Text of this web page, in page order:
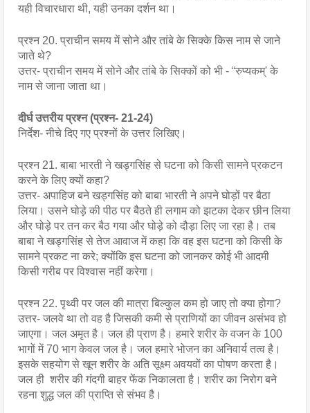
यही विचारधारा थी, यही उनका दर्शन था।
प्रश्न 20. प्राचीन समय में सोने और तांबे के सिक्के किस नाम से जाने
जाते थे?
उत्तर- प्राचीन समय में सोने और तांबे के सिक्कों को भी - “रुप्यकम्' के
नाम से जाना जाता था।
दीर्घ उत्तरीय प्रश्न (प्रश्न- 21-24)
निर्देश- नीचे दिए गए प्रश्नों के उत्तर लिखिए।
प्रश्न 21. बाबा भारती ने खड्गसिंह से घटना को किसी सामने प्रकटन
करने के लिए क्यों कहा?
उत्तर- अपाहिज बने खड्गसिंह को बाबा भारती ने अपने घोड़ों पर बैठा
लिया। उसने घोड़े की पीठ पर बैठते ही लगाम को झटका देकर छीन लिया
और घोड़े पर तन कर बैठ गया और घोड़े को दौड़ा लिए जा रहा है। तब
बाबा ने खड्गसिंह से तेज आवाज में कहा कि वह इस घटना को किसी के
सामने प्रकट ना करे; क्योंकि इस घटना को जानकर कोई भी आदमी
किसी गरीब पर विश्वास नहीं करेगा।
प्रश्न 22. पृथ्वी पर जल की मात्रा बिल्कुल कम हो जाए तो क्या होगा?
उत्तर- जलवे था तो वह है जिसकी कमी से प्राणियों का जीवन असंभव हो
जाएगा। जल अमृत है। जल ही प्राण है। हमारे शरीर के वजन के 100
भागों में 70 भाग केवल जल है। जल हमारे भोजन का अनिवार्य तत्व है।
इसके सहयोग से खून शरीर के अति सूक्ष्म अवयवों का पोषण करता है।
जल ही  शरीर की गंदगी बाहर फेंक निकालता है। शरीर का निरोग बने
रहना शुद्ध जल की प्राप्ति से संभव है।